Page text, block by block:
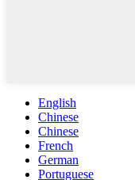
English
Chinese
Chinese
French
German
Portuguese